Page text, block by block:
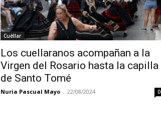
Cuéllar
Los cuellaranos acompañan a la
Virgen del Rosario hasta la capilla
de Santo Tomé
Nuria Pascual Mayo - 22/08/2024 0